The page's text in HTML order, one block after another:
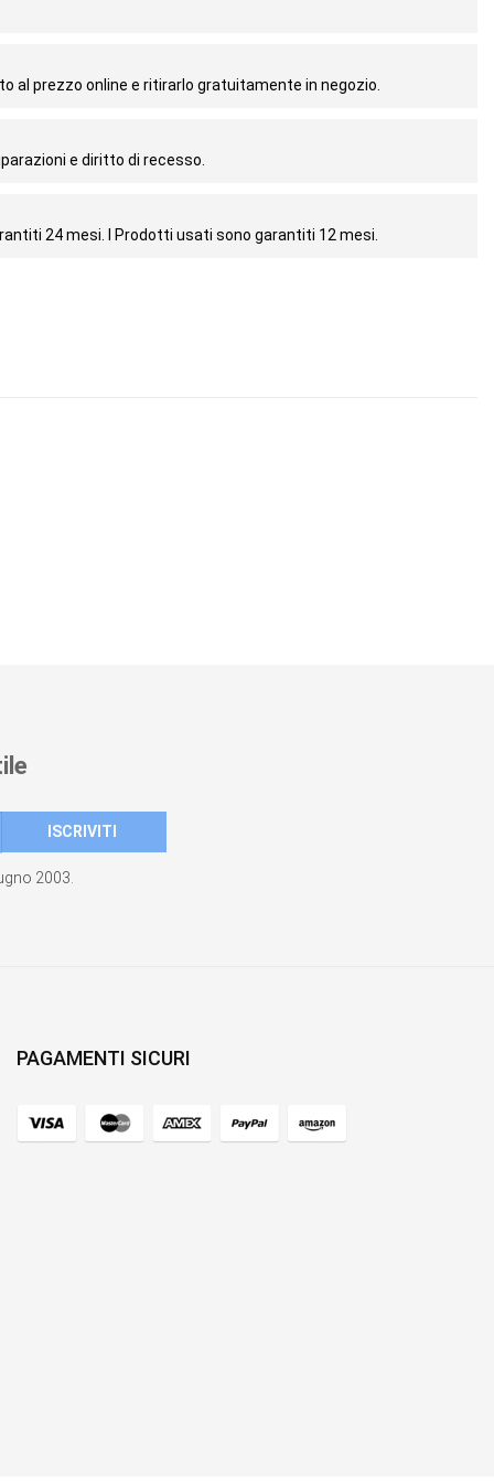
al prezzo online e ritirarlo gratuitamente in negozio.
e diritto di recesso.
24 mesi. I Prodotti usati sono garantiti 12 mesi.
2003.
PAGAMENTI SICURI